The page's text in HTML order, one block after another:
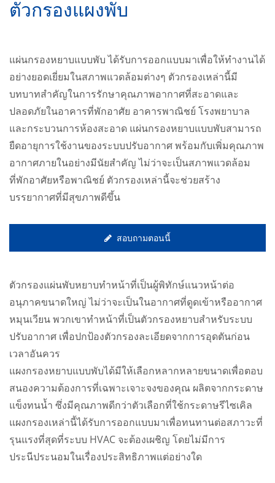
ตัวกรองแผงพับ
แผ่นกรองหยาบแบบพับ ได้รับการออกแบบมาเพื่อให้ทำงานได้
อย่างยอดเยี่ยมในสภาพแวดล้อมต่างๆ ตัวกรองเหล่านี้มี
บทบาทสำคัญในการรักษาคุณภาพอากาศที่สะอาดและ
ปลอดภัยในอาคารที่พักอาศัย อาคารพาณิชย์ โรงพยาบาล
และกระบวนการห้องสะอาด แผ่นกรองหยาบแบบพับสามารถ
ยืดอายุการใช้งานของระบบปรับอากาศ พร้อมกับเพิ่มคุณภาพ
อากาศภายในอย่างมีนัยสำคัญ ไม่ว่าจะเป็นสภาพแวดล้อม
ที่พักอาศัยหรือพาณิชย์ ตัวกรองเหล่านี้จะช่วยสร้าง
บรรยากาศที่มีสุขภาพดีขึ้น
สอบถามตอนนี้
ตัวกรองแผ่นพับหยาบทำหน้าที่เป็นผู้พิทักษ์แนวหน้าต่อ
อนุภาคขนาดใหญ่ ไม่ว่าจะเป็นในอากาศที่ดูดเข้าหรืออากาศ
หมุนเวียน พวกเขาทำหน้าที่เป็นตัวกรองหยาบสำหรับระบบ
ปรับอากาศ เพื่อปกป้องตัวกรองละเอียดจากการอุดตันก่อน
เวลาอันควร
แผงกรองหยาบแบบพับได้มีให้เลือกหลากหลายขนาดเพื่อตอบ
สนองความต้องการที่เฉพาะเจาะจงของคุณ ผลิตจากกระดาษ
แข็งทนน้ำ ซึ่งมีคุณภาพดีกว่าตัวเลือกที่ใช้กระดาษรีไซเคิล
แผงกรองเหล่านี้ได้รับการออกแบบมาเพื่อทนทานต่อสภาวะที่
รุนแรงที่สุดที่ระบบ HVAC จะต้องเผชิญ โดยไม่มีการ
ประนีประนอมในเรื่องประสิทธิภาพแต่อย่างใด